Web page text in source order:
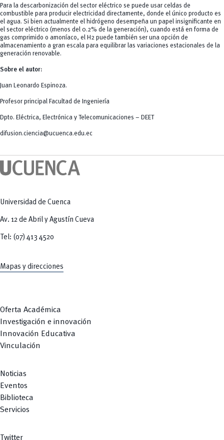
Para la descarbonización del sector eléctrico se puede usar celdas de
combustible para producir electricidad directamente, donde el único producto es
el agua. Si bien actualmente el hidrógeno desempeña un papel insignificante en
el sector eléctrico (menos del 0.2% de la generación), cuando está en forma de
gas comprimido o amoníaco, el H2 puede también ser una opción de
almacenamiento a gran escala para equilibrar las variaciones estacionales de la
generación renovable.
Sobre el autor:
Juan Leonardo Espinoza.
Profesor principal Facultad de Ingeniería
Dpto. Eléctrica, Electrónica y Telecomunicaciones – DEET
difusion.ciencia@ucuenca.edu.ec
Universidad de Cuenca
Av. 12 de Abril y Agustín Cueva
Tel: (07) 413 4520
Mapas y direcciones
Oferta Académica
Investigación e innovación
Innovación Educativa
Vinculación
Noticias
Eventos
Biblioteca
Servicios
Twitter